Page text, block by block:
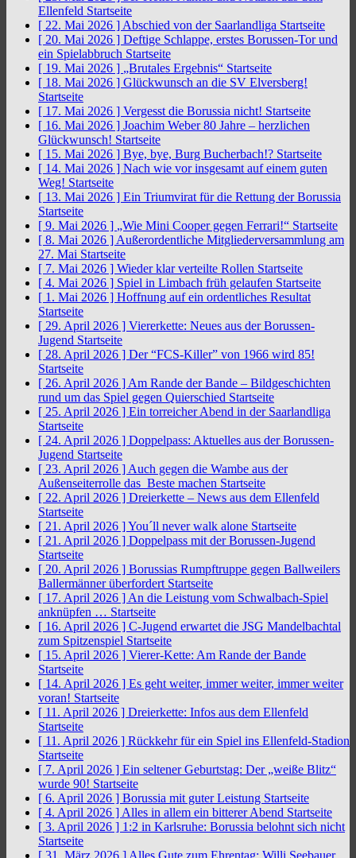
Ellenfeld Startseite
[ 22. Mai 2026 ] Abschied von der Saarlandliga Startseite
[ 20. Mai 2026 ] Deftige Schlappe, erstes Borussen-Tor und
ein Spielabbruch Startseite
[ 19. Mai 2026 ] „Brutales Ergebnis“ Startseite
[ 18. Mai 2026 ] Glückwunsch an die SV Elversberg!
Startseite
[ 17. Mai 2026 ] Vergesst die Borussia nicht! Startseite
[ 16. Mai 2026 ] Joachim Weber 80 Jahre – herzlichen
Glückwunsch! Startseite
[ 15. Mai 2026 ] Bye, bye, Burg Bucherbach!? Startseite
[ 14. Mai 2026 ] Nach wie vor insgesamt auf einem guten
Weg! Startseite
[ 13. Mai 2026 ] Ein Triumvirat für die Rettung der Borussia
Startseite
[ 9. Mai 2026 ] „Wie Mini Cooper gegen Ferrari!“ Startseite
[ 8. Mai 2026 ] Außerordentliche Mitgliederversammlung am
27. Mai Startseite
[ 7. Mai 2026 ] Wieder klar verteilte Rollen Startseite
[ 4. Mai 2026 ] Spiel in Limbach früh gelaufen Startseite
[ 1. Mai 2026 ] Hoffnung auf ein ordentliches Resultat
Startseite
[ 29. April 2026 ] Viererkette: Neues aus der Borussen-
Jugend Startseite
[ 28. April 2026 ] Der “FCS-Killer” von 1966 wird 85!
Startseite
[ 26. April 2026 ] Am Rande der Bande – Bildgeschichten
rund um das Spiel gegen Quierschied Startseite
[ 25. April 2026 ] Ein torreicher Abend in der Saarlandliga
Startseite
[ 24. April 2026 ] Doppelpass: Aktuelles aus der Borussen-
Jugend Startseite
[ 23. April 2026 ] Auch gegen die Wambe aus der
Außenseiterrolle das Beste machen Startseite
[ 22. April 2026 ] Dreierkette – News aus dem Ellenfeld
Startseite
[ 21. April 2026 ]You´ll never walk alone Startseite
[ 21. April 2026 ] Doppelpass mit der Borussen-Jugend
Startseite
[ 20. April 2026 ] Borussias Rumpftruppe gegen Ballweilers
Ballermänner überfordert Startseite
[ 17. April 2026 ] An die Leistung vom Schwalbach-Spiel
anknüpfen … Startseite
[ 16. April 2026 ] C-Jugend erwartet die JSG Mandelbachtal
zum Spitzenspiel Startseite
[ 15. April 2026 ] Vierer-Kette: Am Rande der Bande
Startseite
[ 14. April 2026 ] Es geht weiter, immer weiter, immer weiter
voran! Startseite
[ 11. April 2026 ] Dreierkette: Infos aus dem Ellenfeld
Startseite
[ 11. April 2026 ] Rückkehr für ein Spiel ins Ellenfeld-Stadion
Startseite
[ 7. April 2026 ] Ein seltener Geburtstag: Der „weiße Blitz“
wurde 90! Startseite
[ 6. April 2026 ] Borussia mit guter Leistung Startseite
[ 4. April 2026 ] Alles in allem ein bitterer Abend Startseite
[ 3. April 2026 ] 1:2 in Karlsruhe: Borussia belohnt sich nicht
Startseite
[ 31. März 2026 ] Alles Gute zum Ehrentag: Willi Seebauer